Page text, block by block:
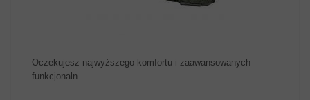
Oczekujesz najwyższego komfortu i zaawansowanych
funkcjonaln...